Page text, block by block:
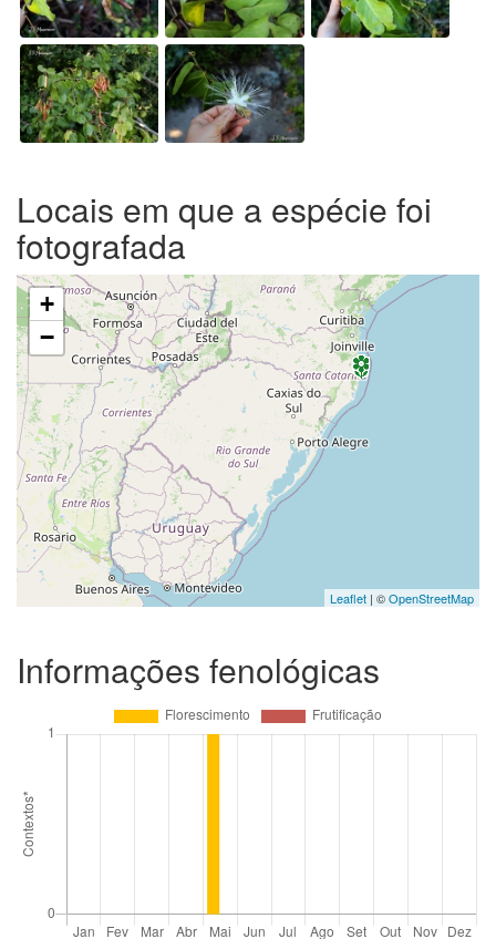
Locais em que a espécie foi
fotografada
+
−
Leaflet | ©OpenStreetMap
Informações fenológicas